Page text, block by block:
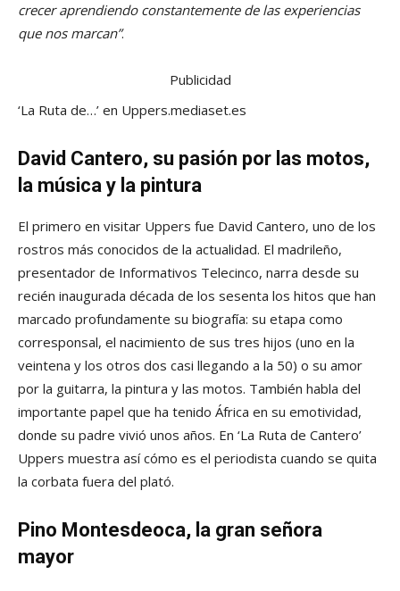
crecer aprendiendo constantemente de las experiencias
que nos marcan”.
Publicidad
‘La Ruta de…’ en Uppers.mediaset.es
David Cantero, su pasión por las motos,
la música y la pintura
El primero en visitar Uppers fue David Cantero, uno de los
rostros más conocidos de la actualidad. El madrileño,
presentador de Informativos Telecinco, narra desde su
recién inaugurada década de los sesenta los hitos que han
marcado profundamente su biografía: su etapa como
corresponsal, el nacimiento de sus tres hijos (uno en la
veintena y los otros dos casi llegando a la 50) o su amor
por la guitarra, la pintura y las motos. También habla del
importante papel que ha tenido África en su emotividad,
donde su padre vivió unos años. En ‘La Ruta de Cantero’
Uppers muestra así cómo es el periodista cuando se quita
la corbata fuera del plató.
Pino Montesdeoca, la gran señora
mayor